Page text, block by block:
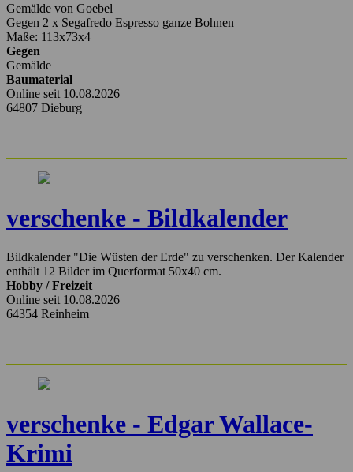
Gemälde von Goebel
Gegen 2 x Segafredo Espresso ganze Bohnen
Maße: 113x73x4
Gegen
Gemälde
Baumaterial
Online seit 10.08.2026
64807 Dieburg
verschenke - Bildkalender
Bildkalender "Die Wüsten der Erde" zu verschenken. Der Kalender
enthält 12 Bilder im Querformat 50x40 cm.
Hobby / Freizeit
Online seit 10.08.2026
64354 Reinheim
verschenke - Edgar Wallace-
Krimi